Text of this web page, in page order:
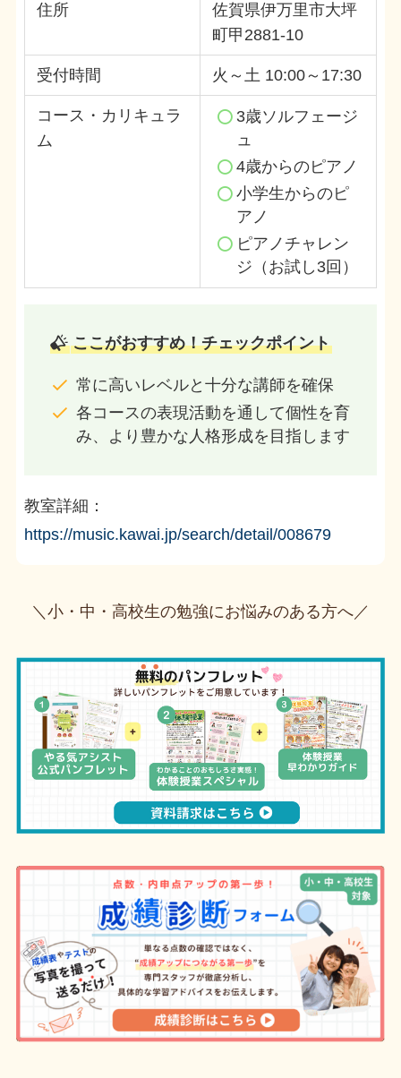
住所
佐賀県伊万里市大坪
町甲2881-10
受付時間 火～土 10:00～17:30
コース・カリキュラ
ム
3歳ソルフェージ
ュ
4歳からのピアノ
小学生からのピ
アノ
ピアノチャレン
ジ（お試し3回）
ここがおすすめ！チェックポイント
常に高いレベルと十分な講師を確保
各コースの表現活動を通して個性を育
み、より豊かな人格形成を目指します
教室詳細：
https://music.kawai.jp/search/detail/008679
＼小・中・高校生の勉強にお悩みのある方へ／